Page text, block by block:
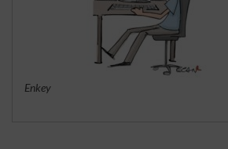
Enkey